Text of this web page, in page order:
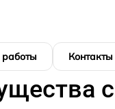
Контакты